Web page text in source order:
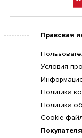
Правовая
Условия
Политика
Политика
Cookie-